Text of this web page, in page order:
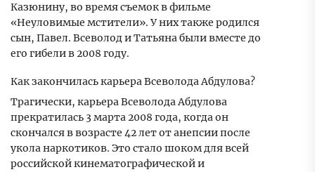
Казюнину, во время съемок в фильме
«Неуловимые мстители». У них также родился
сын, Павел. Всеволод и Татьяна были вместе до
его гибели в 2008 году.
Как закончилась карьера Всеволода Абдулова?
Трагически, карьера Всеволода Абдулова
прекратилась 3 марта 2008 года, когда он
скончался в возрасте 42 лет от анепсии после
укола наркотиков. Это стало шоком для всей
российской кинематографической и